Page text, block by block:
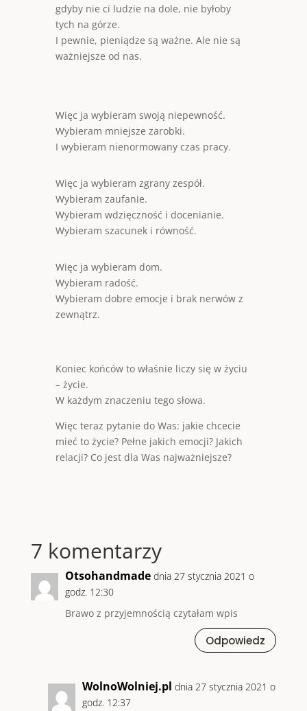
gdyby nie ci ludzie na dole, nie byłoby
tych na górze.
I pewnie, pieniądze są ważne. Ale nie są
ważniejsze od nas.
Więc ja wybieram swoją niepewność.
Wybieram mniejsze zarobki.
I wybieram nienormowany czas pracy.
Więc ja wybieram zgrany zespół.
Wybieram zaufanie.
Wybieram wdzięczność i docenianie.
Wybieram szacunek i równość.
Więc ja wybieram dom.
Wybieram radość.
Wybieram dobre emocje i brak nerwów z
zewnątrz.
Koniec końców to właśnie liczy się w życiu
– życie.
W każdym znaczeniu tego słowa.
Więc teraz pytanie do Was: jakie chcecie
mieć to życie? Pełne jakich emocji? Jakich
relacji? Co jest dla Was najważniejsze?
7 komentarzy
Otsohandmade dnia 27 stycznia 2021 o
godz. 12:30
Brawo z przyjemnością czytałam wpis
Odpowiedz
WolnoWolniej.pl dnia 27 stycznia 2021 o
godz. 12:37